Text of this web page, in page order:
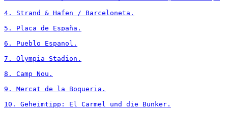
4. Strand & Hafen / Barceloneta.
5. Placa de España.
6. Pueblo Espanol.
7. Olympia Stadion.
8. Camp Nou.
9. Mercat de la Boqueria.
10. Geheimtipp: El Carmel und die Bunker.